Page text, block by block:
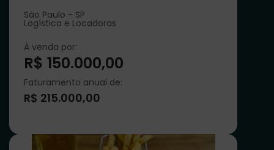
São Paulo - SP
Logística e Locadoras
À venda por:
R$ 150.000,00
Faturamento anual de:
R$ 215.000,00